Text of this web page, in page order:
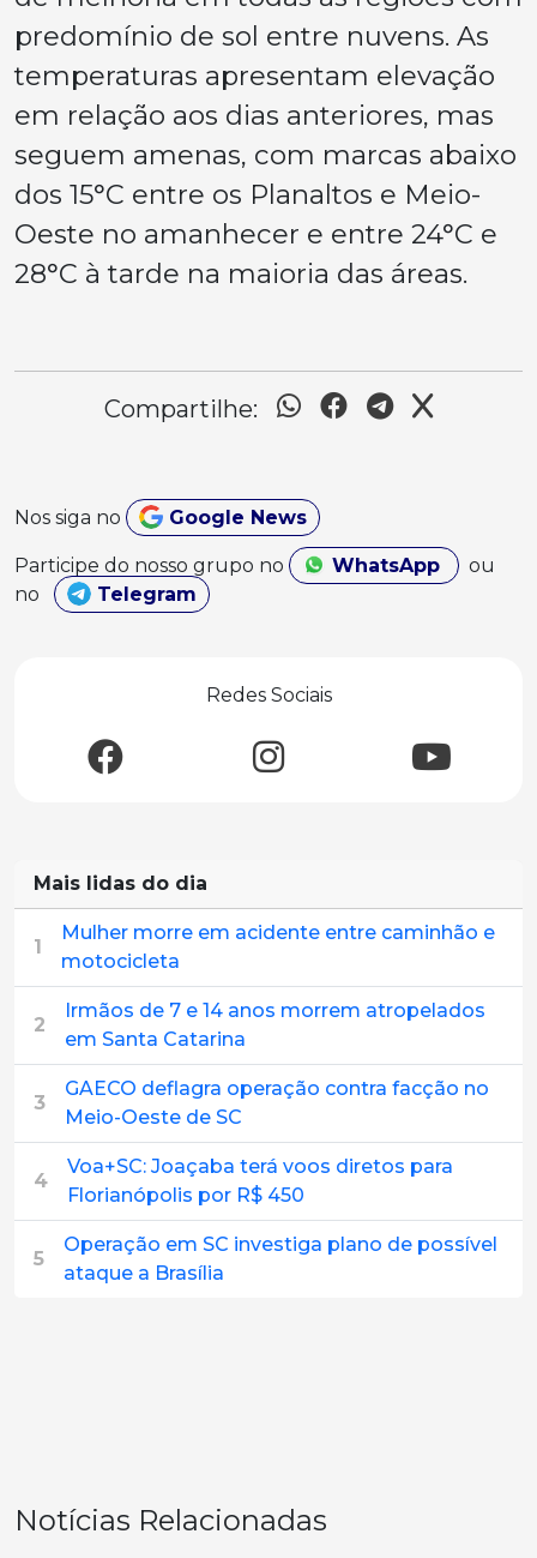
predomínio de sol entre nuvens. As
temperaturas apresentam elevação
em relação aos dias anteriores, mas
seguem amenas, com marcas abaixo
dos 15°C entre os Planaltos e Meio-
Oeste no amanhecer e entre 24°C e
28°C à tarde na maioria das áreas.
Compartilhe:
Nos siga no Google News
Participe do nosso grupo no WhatsApp
ou
no
Telegram
Redes Sociais
Mais lidas do dia
1
Mulher morre em acidente entre caminhão e
motocicleta
2
Irmãos de 7 e 14 anos morrem atropelados
em Santa Catarina
3
GAECO deflagra operação contra facção no
Meio-Oeste de SC
4
Voa+SC: Joaçaba terá voos diretos para
Florianópolis por R$ 450
5
Operação em SC investiga plano de possível
ataque a Brasília
Notícias Relacionadas